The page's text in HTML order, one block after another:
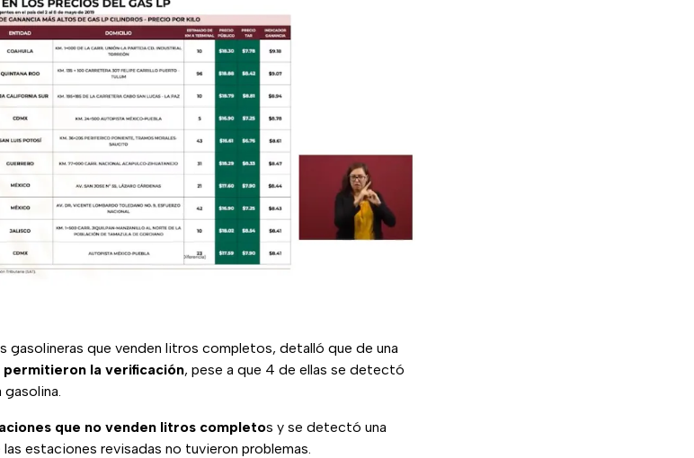
gasolineras que venden litros completos, detalló que de una
permitieron la verificación, pese a que 4 de ellas se detectó
que no venden litros completos y se detectó una
estaciones revisadas no tuvieron problemas.